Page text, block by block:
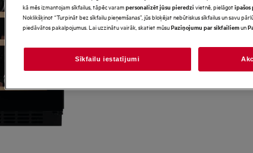
precīzi
kā mēs izmantojam sīkfailus, tāpēc varampersonalizēt jūsu pieredzi vietnē, pielāgotīpašos
Noklikšķinot “Turpināt bez sīkfailu pieņemšanas”, jūs bloķējat nebūtiskus sīkfailus un savu
piedāvātos pakalpojumus. Lai uzzinātu vairāk, skatiet mūsuPaziņojumu par sīkfailiemun
Sīkfailu iestatījumi